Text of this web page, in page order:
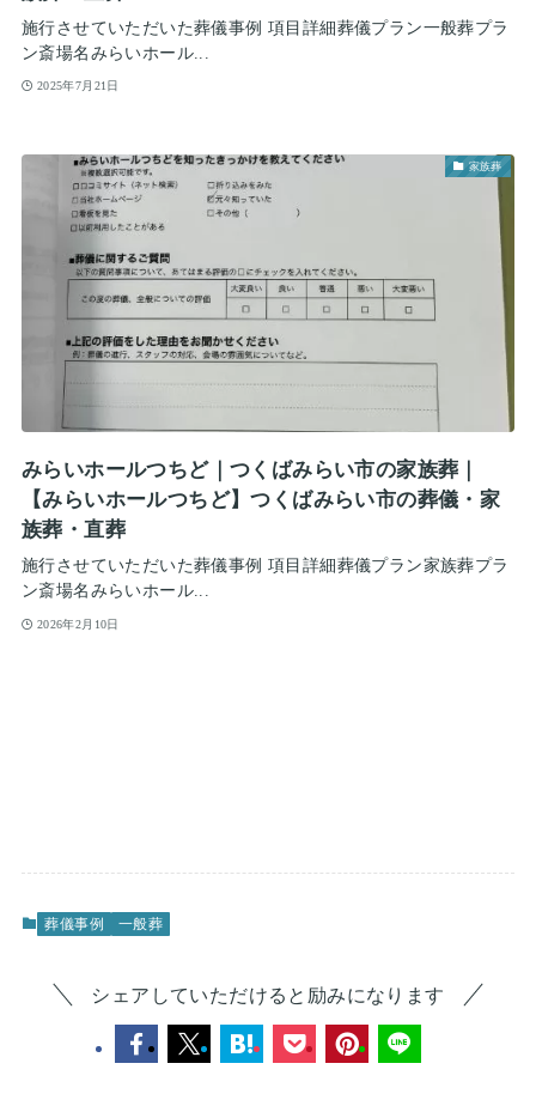
施行させていただいた葬儀事例 項目詳細葬儀プラン一般葬プラ
ン斎場名みらいホール...
2025年7月21日
家族葬
みらいホールつちど｜つくばみらい市の家族葬｜
【みらいホールつちど】つくばみらい市の葬儀・家
族葬・直葬
施行させていただいた葬儀事例 項目詳細葬儀プラン家族葬プラ
ン斎場名みらいホール...
2026年2月10日
葬儀事例 一般葬
シェアしていただけると励みになります